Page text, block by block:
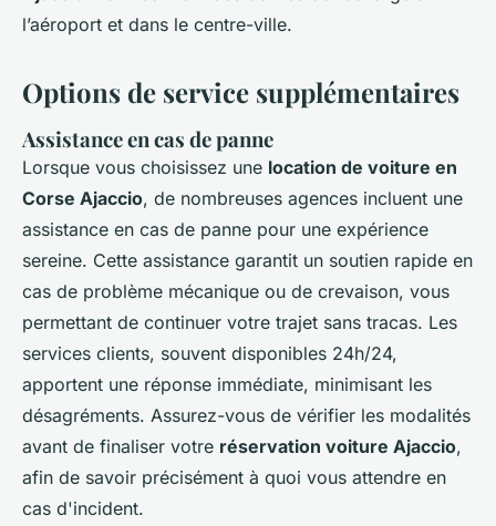
l’aéroport et dans le centre-ville.
Options de service supplémentaires
Assistance en cas de panne
Lorsque vous choisissez une location de voiture en
Corse Ajaccio, de nombreuses agences incluent une
assistance en cas de panne pour une expérience
sereine. Cette assistance garantit un soutien rapide en
cas de problème mécanique ou de crevaison, vous
permettant de continuer votre trajet sans tracas. Les
services clients, souvent disponibles 24h/24,
apportent une réponse immédiate, minimisant les
désagréments. Assurez-vous de vérifier les modalités
avant de finaliser votre réservation voiture Ajaccio,
afin de savoir précisément à quoi vous attendre en
cas d'incident.